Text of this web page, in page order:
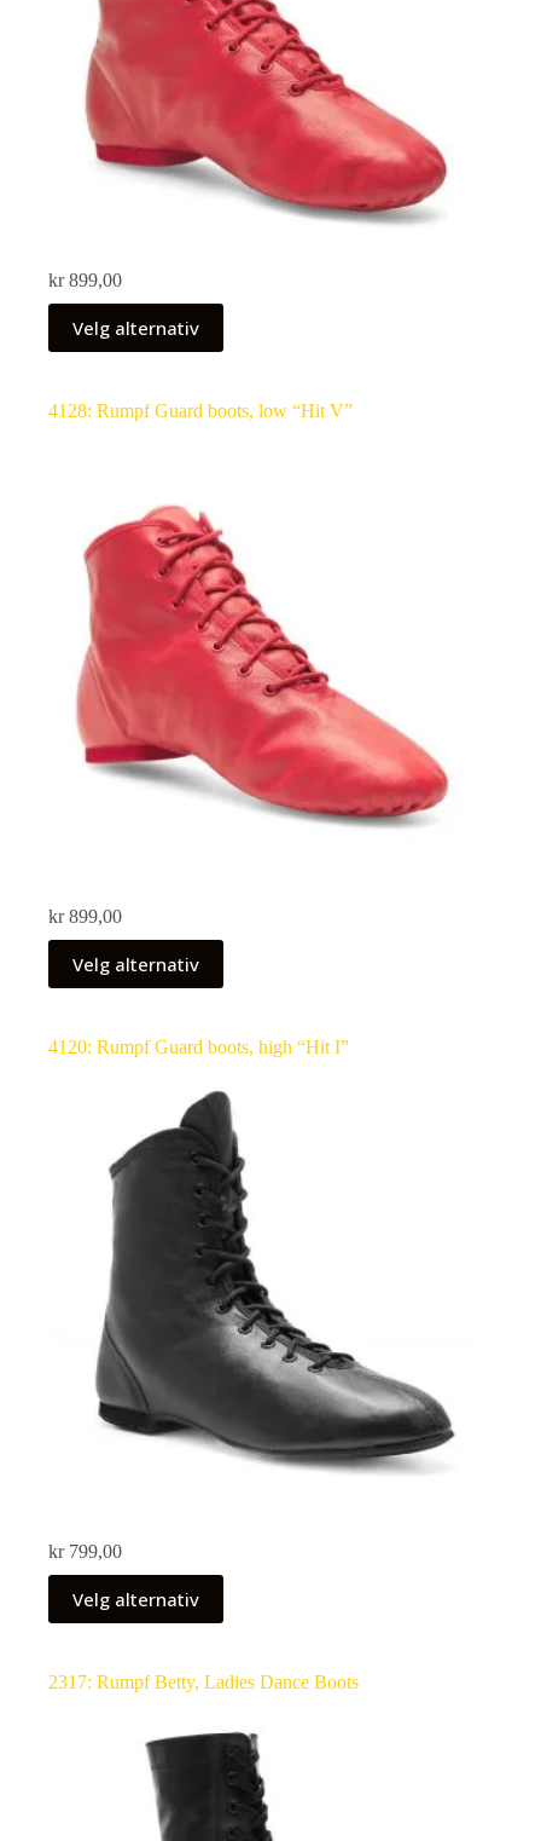
kr899,00
Velg alternativ
4128: Rumpf Guard boots, low “Hit V”
kr899,00
Velg alternativ
4120: Rumpf Guard boots, high “Hit I”
kr799,00
Velg alternativ
2317: Rumpf Betty, Ladies Dance Boots